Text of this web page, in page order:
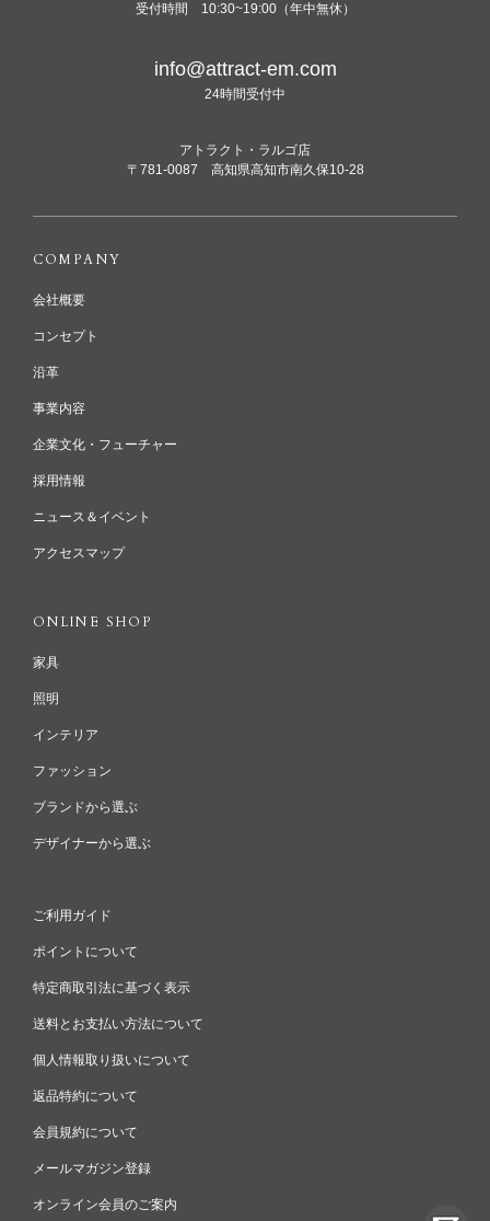
受付時間 10:30~19:00（年中無休）
info@attract-em.com
24時間受付中
アトラクト・ラルゴ店
〒781-0087 高知県高知市南久保10-28
COMPANY
会社概要
コンセプト
沿革
事業内容
企業文化・フューチャー
採用情報
ニュース＆イベント
アクセスマップ
ONLINE SHOP
家具
照明
インテリア
ファッション
ブランドから選ぶ
デザイナーから選ぶ
ご利用ガイド
ポイントについて
特定商取引法に基づく表示
送料とお支払い方法について
個人情報取り扱いについて
返品特約について
会員規約について
メールマガジン登録
オンライン会員のご案内